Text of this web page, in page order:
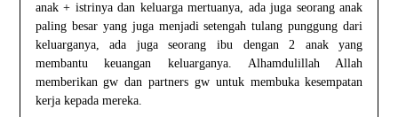
anak + istrinya dan keluarga mertuanya, ada juga seorang anak
paling besar yang juga menjadi setengah tulang punggung dari
keluarganya, ada juga seorang ibu dengan 2 anak yang
membantu keuangan keluarganya. Alhamdulillah Allah
memberikan gw dan partners gw untuk membuka kesempatan
kerja kepada mereka.